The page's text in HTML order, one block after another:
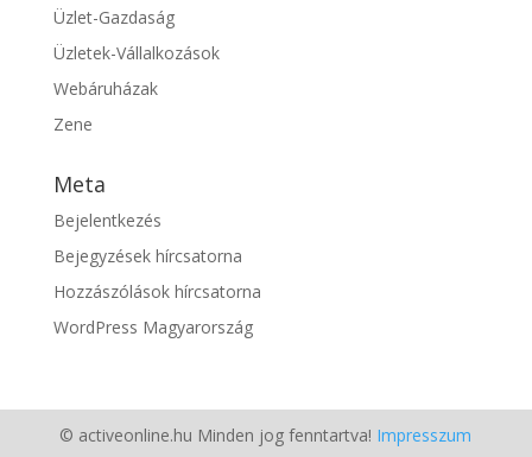
Üzlet-Gazdaság
Üzletek-Vállalkozások
Webáruházak
Zene
Meta
Bejelentkezés
Bejegyzések hírcsatorna
Hozzászólások hírcsatorna
WordPress Magyarország
© activeonline.hu Minden jog fenntartva! Impresszum